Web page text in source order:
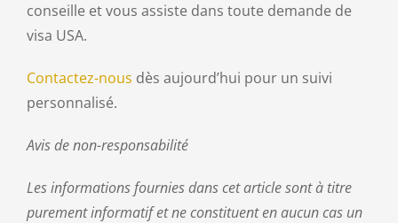
conseille et vous assiste dans toute demande de
visa USA.
Contactez-nous dès aujourd’hui pour un suivi
personnalisé.
Avis de non-responsabilité
Les informations fournies dans cet article sont à titre
purement informatif et ne constituent en aucun cas un